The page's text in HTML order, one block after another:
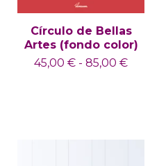
Círculo de Bellas
Artes (fondo color)
45,00 € - 85,00 €